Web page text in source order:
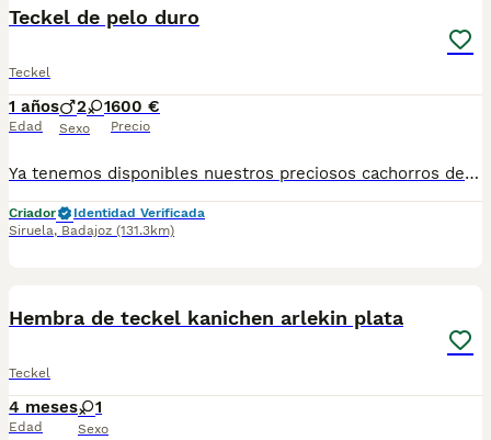
Teckel de pelo duro
Teckel
1 años
Edad
2 1
Sexo
600 €
Precio
Ya tenemos disponibles nuestros preciosos cachorros de Teckel de pelo duro , criados en un entorno familiar y con todas las atenciones necesarias para garantizar su salud y bienestar. ✨ Características: • Padres seleccionados por su carácter equilibrado y excelente morfología. • Cachorros criados en casa, socializados desde pequeños con personas y otros animales. • Entrega a partir de [X semanas] con: ✅ pasaporte al día ✅ Desparasitados y con las primeras vacunas ✅ Microchip ✅ Contrato de compraventa y asesoramiento de por vida 🐶 El Teckel es un compañero ideal: inteligente, valiente, cariñoso y perfecto tanto para familias como para personas activas que buscan un perro fiel y divertido. 📍 Se pueden entregar en cualquier parte de España 📞 Más información y reservas por privado.
Criador
Identidad Verificada
Siruela, Badajoz (131.3km)
Hembra de teckel kanichen arlekin plata
Teckel
4 meses
Edad
1
Sexo